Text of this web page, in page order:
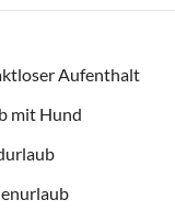
Aufenthalt
mit Hund